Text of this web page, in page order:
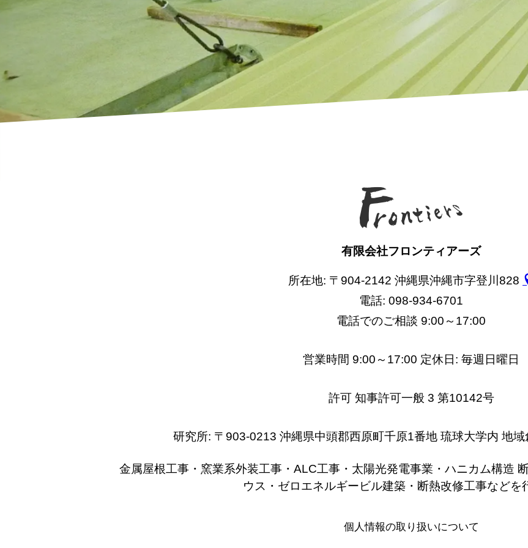
有限会社フロンティアーズ
所在地: 〒904-2142 沖縄県沖縄市字登川828
電話: 098-934-6701
電話でのご相談 9:00～17:00
営業時間 9:00～17:00 定休日: 毎週日曜日
許可 知事許可一般 3 第10142号
研究所: 〒903-0213 沖縄県中頭郡西原町千原1番地 琉球大学内 地
金属屋根工事・窯業系外装工事・ALC工事・太陽光発電事業・ハニカム構造
ウス・ゼロエネルギービル建築・断熱改修工事などを
個人情報の取り扱いについて